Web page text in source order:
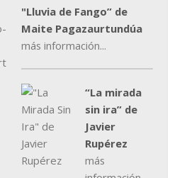
"Lluvia de Fango” de
Maite Pagazaurtundúa
más información...
“La mirada
sin ira” de
Javier
Rupérez
más